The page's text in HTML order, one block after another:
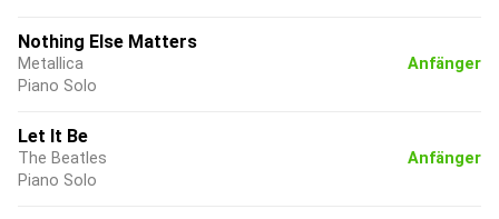
Nothing Else Matters
Metallica
Piano Solo
Anfänger
Let It Be
The Beatles
Piano Solo
Anfänger